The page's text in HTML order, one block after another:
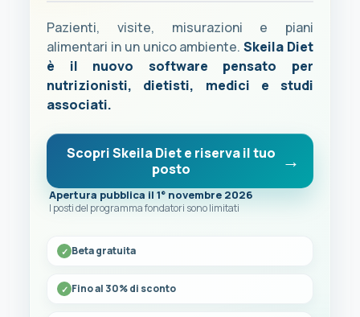
Pazienti, visite, misurazioni e piani
alimentari in un unico ambiente.Skeila Diet
è il nuovo software pensato per
nutrizionisti, dietisti, medici e studi
associati.
Scopri Skeila Diet e riserva il tuo
posto
Apertura pubblica il 1° novembre 2026
I posti del programma fondatori sono limitati
Beta gratuita
Fino al 30% di sconto